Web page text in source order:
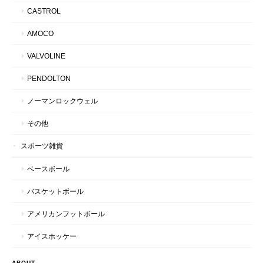
CASTROL
AMOCO
VALVOLINE
PENDOLTON
ノーマンロックウェル
その他
スポーツ雑貨
ベースボール
バスケットボール
アメリカンフットボール
アイスホッケー